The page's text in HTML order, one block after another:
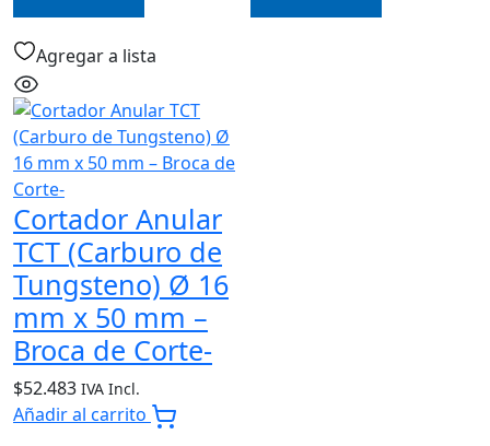
Agregar a lista
Cortador Anular
TCT (Carburo de
Tungsteno) Ø 16
mm x 50 mm –
Broca de Corte-
$52.483 IVA Incl.
Añadir al carrito